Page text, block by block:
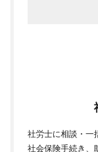
社労士に相談・一
社会保険手続き、